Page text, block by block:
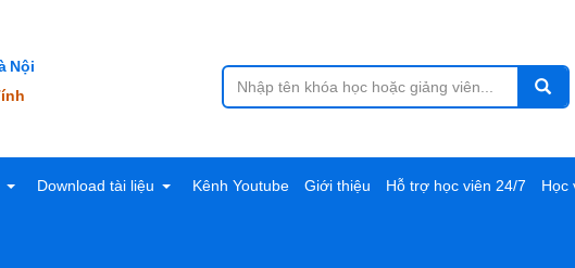
Nội
Download tài liệu Kênh Youtube Giới thiệu Hỗ trợ học viên 24/7 Học